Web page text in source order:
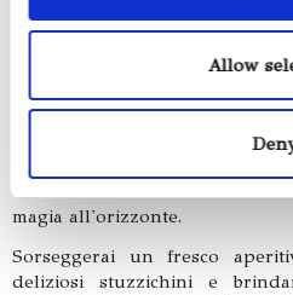
Allow
cielo con sfumature mozzafiato
Sorrento Luxury, la tua
diventa un sogno che si
mentre la brezza marina
maestosità della costa
Vesuvio sullo sfondo e l'isola
magia all'orizzonte.
Sorseggerai un fresco
deliziosi stuzzichini e